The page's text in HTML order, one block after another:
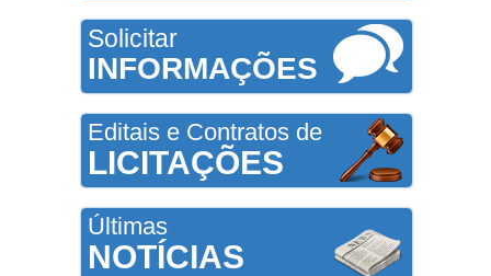
Solicitar
INFORMAÇÕES
Editais e Contratos de
LICITAÇÕES
Últimas
NOTÍCIAS